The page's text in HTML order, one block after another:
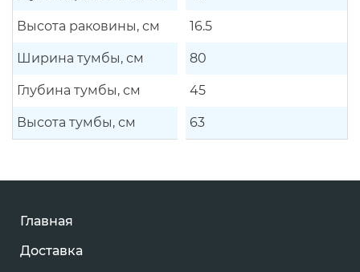
Высота раковины, см 16.5
Ширина тумбы, см 80
Глубина тумбы, см 45
Высота тумбы, см 63
Главная
Доставка